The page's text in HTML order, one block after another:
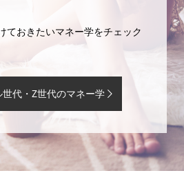
ておきたいマネー学をチェック
世代・Z世代のマネー学